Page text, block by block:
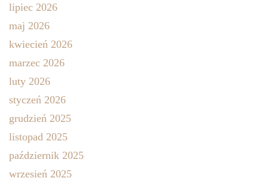
lipiec 2026
maj 2026
kwiecień 2026
marzec 2026
luty 2026
styczeń 2026
grudzień 2025
listopad 2025
październik 2025
wrzesień 2025